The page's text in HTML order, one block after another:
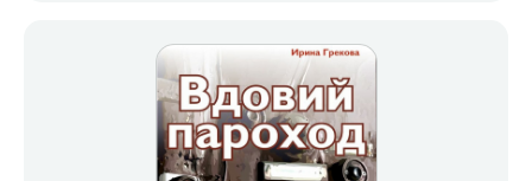
— через 27. Роман И. Грековой увидел свет
через 33 года (на родине — через 35 лет), к
счастью, при жизни автора. В нем Елена
Вентцель, русская женщина с немецкой
фамилией, коснулась невозможного, для
своего времени непроизносимого: